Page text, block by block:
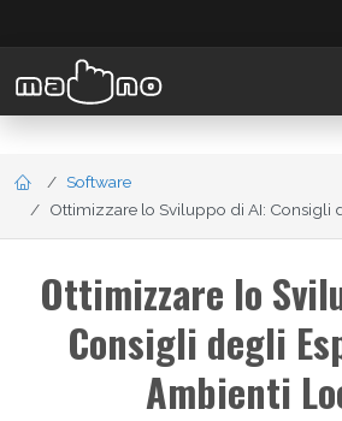
Software
Ottimizzare lo Sviluppo di AI: Consigli
Ottimizzare lo
Consigli degli
Ambienti